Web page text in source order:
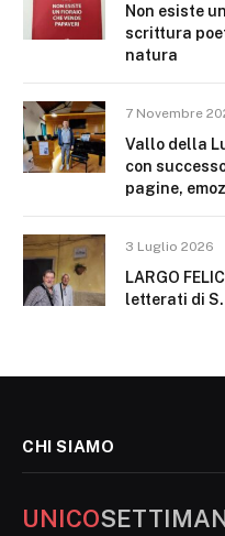
Non esiste
scrittura
natura
7 Novembre
Vallo della
con
pagine,
3 Luglio 2026
LARGO
letterati di
CHI SIAMO
UNICO